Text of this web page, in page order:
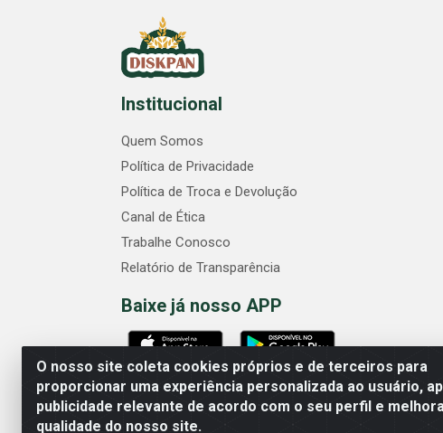
O nosso site coleta cookies próprios e de terceiros para
proporcionar uma experiência personalizada ao usuário,
publicidade relevante de acordo com o seu perfil e
qualidade do nosso site.
Institucional
Quem Somos
Política de Privacidade
Política de Troca e Devolução
Canal de Ética
Trabalhe Conosco
Relatório de Transparência
Baixe já nosso APP
Comercial Diskpan Ltda - Av.